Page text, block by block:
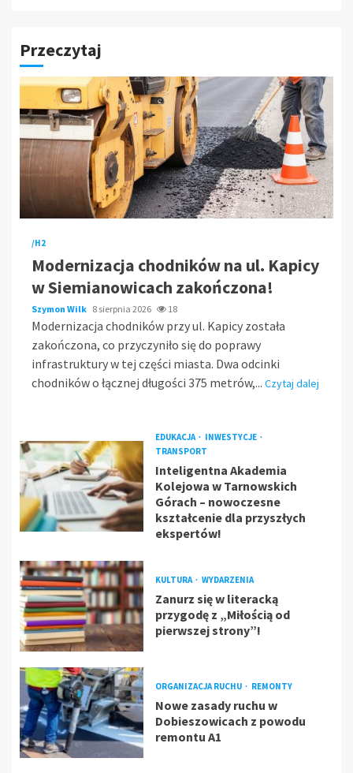
Przeczytaj
/H2
Modernizacja chodników na ul. Kapicy
w Siemianowicach zakończona!
Szymon Wilk 8 sierpnia 2026 18
Modernizacja chodników przy ul. Kapicy została
zakończona, co przyczyniło się do poprawy
infrastruktury w tej części miasta. Dwa odcinki
chodników o łącznej długości 375 metrów,... Czytaj dalej
EDUKACJA
INWESTYCJE
TRANSPORT
Inteligentna Akademia
Kolejowa w Tarnowskich
Górach – nowoczesne
kształcenie dla przyszłych
ekspertów!
KULTURA WYDARZENIA
Zanurz się w literacką
przygodę z „Miłością od
pierwszej strony”!
ORGANIZACJA RUCHU REMONTY
Nowe zasady ruchu w
Dobieszowicach z powodu
remontu A1